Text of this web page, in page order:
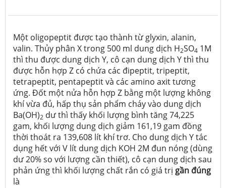
Một oligopeptit được tạo thành từ glyxin, alanin,
valin. Thủy phân X trong 500 ml dung dịch H2SO4 1M
thì thu được dung dịch Y, cô cạn dung dịch Y thì thu
được hỗn hợp Z có chứa các đipeptit, tripeptit,
tetrapeptit, pentapeptit và các amino axit tương
ứng. Đốt một nửa hỗn hợp Z bằng một lượng không
khí vừa đủ, hấp thụ sản phẩm cháy vào dung dịch
Ba(OH)2 dư thì thấy khối lượng bình tăng 74,225
gam, khối lượng dung dịch giảm 161,19 gam đồng
thời thoát ra 139,608 lít khí trơ. Cho dung dịch Y tác
dụng hết với V lít dung dịch KOH 2M đun nóng (dùng
dư 20% so với lượng cần thiết), cô cạn dung dịch sau
phản ứng thì khối lượng chất rắn có giá trị gần đúng
là